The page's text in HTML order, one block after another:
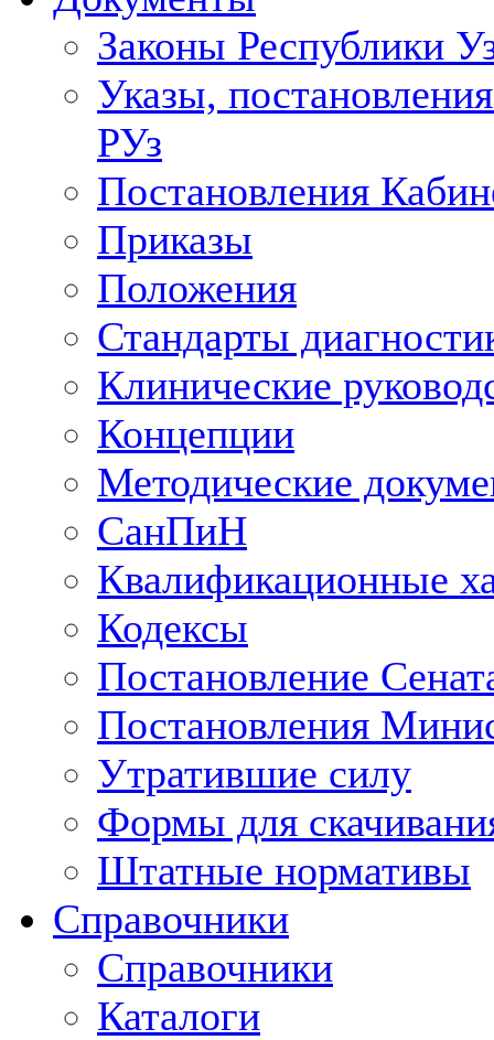
Законы Республики
Указы,
РУз
Постановления
Приказы
Положения
Стандарты
Клинические
Концепции
Методические
СанПиН
Квалификационные
Кодексы
Постановление
Постановления
Утратившие силу
Формы для
Штатные нормативы
Справочники
Справочники
Каталоги